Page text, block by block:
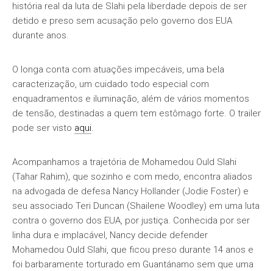
história real da luta de Slahi pela liberdade depois de ser
detido e preso sem acusação pelo governo dos EUA
durante anos.
O longa conta com atuações impecáveis, uma bela
caracterização, um cuidado todo especial com
enquadramentos e iluminação, além de vários momentos
de tensão, destinadas a quem tem estômago forte. O trailer
pode ser visto aqui.
Acompanhamos a trajetória de Mohamedou Ould Slahi
(Tahar Rahim), que sozinho e com medo, encontra aliados
na advogada de defesa Nancy Hollander (Jodie Foster) e
seu associado Teri Duncan (Shailene Woodley) em uma luta
contra o governo dos EUA, por justiça. Conhecida por ser
linha dura e implacável, Nancy decide defender
Mohamedou Ould Slahi, que ficou preso durante 14 anos e
foi barbaramente torturado em Guantánamo sem que uma